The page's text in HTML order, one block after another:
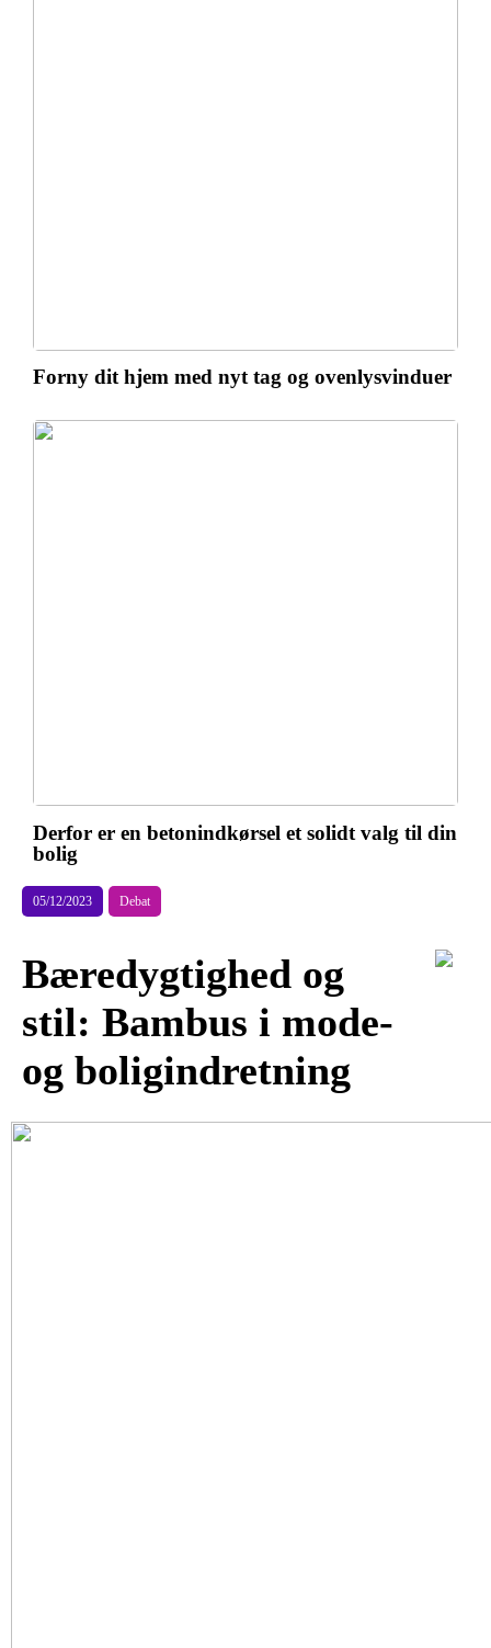
Forny dit hjem med nyt tag og ovenlysvinduer
Derfor er en betonindkørsel et solidt valg til din
bolig
05/12/2023 Debat
Bæredygtighed og
stil: Bambus i mode-
og boligindretning